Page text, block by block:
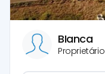
BIanca
Proprietário